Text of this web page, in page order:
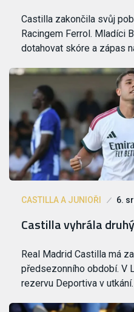
Castilla zakončila svůj
Racingem Ferrol. Mladíci
dotahovat skóre a zápas
CASTILLA A JUNIOŘI 6.
Castilla vyhrála
Real Madrid Castilla má
předsezonního období. V
rezervu Deportiva v